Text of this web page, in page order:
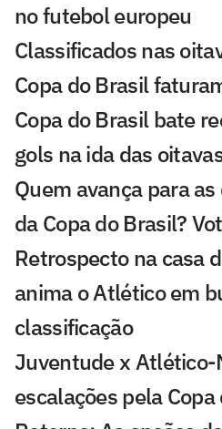
no futebol europeu
Classificados nas
Copa do Brasil
Copa do Brasil bate
gols na ida das
Quem avança para
da Copa do Brasil?
Retrospecto na casa
anima o Atlético em
classificação
Juventude x Atlético-
escalações pela